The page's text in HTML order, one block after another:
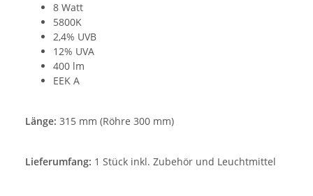
8 Watt
5800K
2,4% UVB
12% UVA
400 lm
EEK A
Länge: 315 mm (Röhre 300 mm)
Lieferumfang: 1 Stück inkl. Zubehör und Leuchtmittel